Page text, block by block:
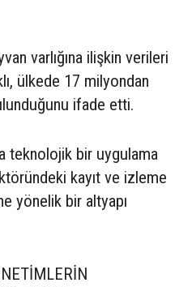
varlığına ilişkin verileri
ülkede 17 milyondan
ifade etti.
teknolojik bir uygulama
kayıt ve izleme
yönelik bir altyapı